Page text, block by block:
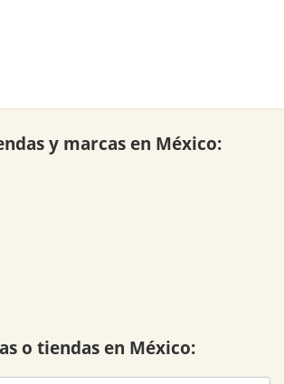
y marcas en México:
o tiendas en México: